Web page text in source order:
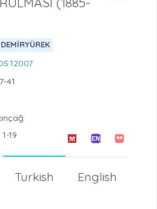
41
19
English
Turkish